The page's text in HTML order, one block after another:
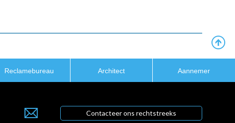
Reclamebureau Architect Aannemer
Contacteer ons rechtstreeks